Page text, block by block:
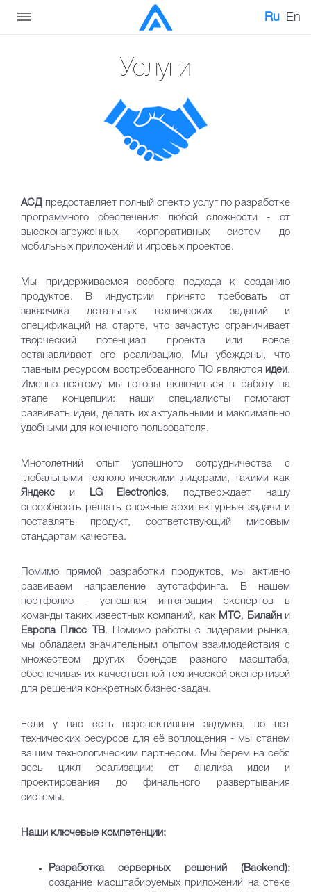
Ru En
Услуги
АСД предоставляет полный спектр услуг по разработке
программного обеспечения любой сложности - от
высоконагруженных корпоративных систем до
мобильных приложений и игровых проектов.
Мы придерживаемся особого подхода к созданию
продуктов. В индустрии принято требовать от
заказчика детальных технических заданий и
спецификаций на старте, что зачастую ограничивает
творческий потенциал проекта или вовсе
останавливает его реализацию. Мы убеждены, что
главным ресурсом востребованного ПО являются идеи.
Именно поэтому мы готовы включиться в работу на
этапе концепции: наши специалисты помогают
развивать идеи, делать их актуальными и максимально
удобными для конечного пользователя.
Многолетний опыт успешного сотрудничества с
глобальными технологическими лидерами, такими как
Яндекс и LG Electronics, подтверждает нашу
способность решать сложные архитектурные задачи и
поставлять продукт, соответствующий мировым
стандартам качества.
Помимо прямой разработки продуктов, мы активно
развиваем направление аутстаффинга. В нашем
портфолио - успешная интеграция экспертов в
команды таких известных компаний, как МТС, Билайни
Европа Плюс ТВ. Помимо работы с лидерами рынка,
мы обладаем значительным опытом взаимодействия с
множеством других брендов разного масштаба,
обеспечивая их качественной технической экспертизой
для решения конкретных бизнес-задач.
Если у вас есть перспективная задумка, но нет
технических ресурсов для её воплощения - мы станем
вашим технологическим партнером. Мы берем на себя
весь цикл реализации: от анализа идеи и
проектирования до финального развертывания
системы.
Наши ключевые компетенции:
Разработка серверных решений (Backend):
создание масштабируемых приложений на стеке